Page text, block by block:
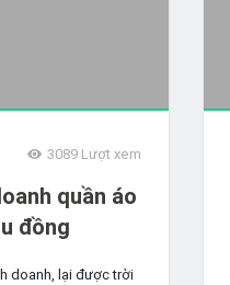
3089Lượt xem
quần áo
đồng
doanh, lại được trời